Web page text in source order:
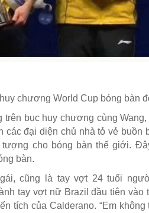
chương World Cup bóng bàn
trên bục huy chương cùng
đại diện chủ nhà tỏ vẻ buồn
cho bóng bàn thế giới.
bàn.
cũng là tay vợt 24 tuổi
tay vợt nữ Brazil đầu tiên vào
tích của Calderano. “Em